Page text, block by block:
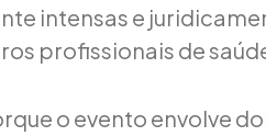
intensas e
profissionais de
o evento envolve